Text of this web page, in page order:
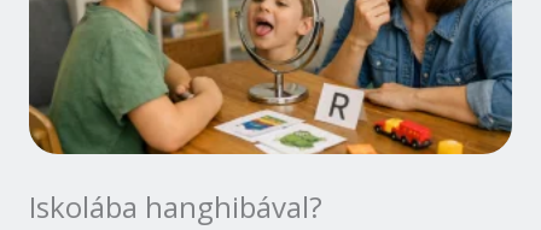
Iskolába hanghibával?